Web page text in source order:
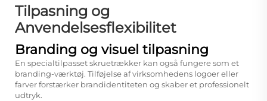
Tilpasning og
Anvendelsesflexibilitet
Branding og visuel tilpasning
En specialtilpasset skruetrækker kan også fungere som et
branding-værktøj. Tilføjelse af virksomhedens logoer eller
farver forstærker brandidentiteten og skaber et professionelt
udtryk.